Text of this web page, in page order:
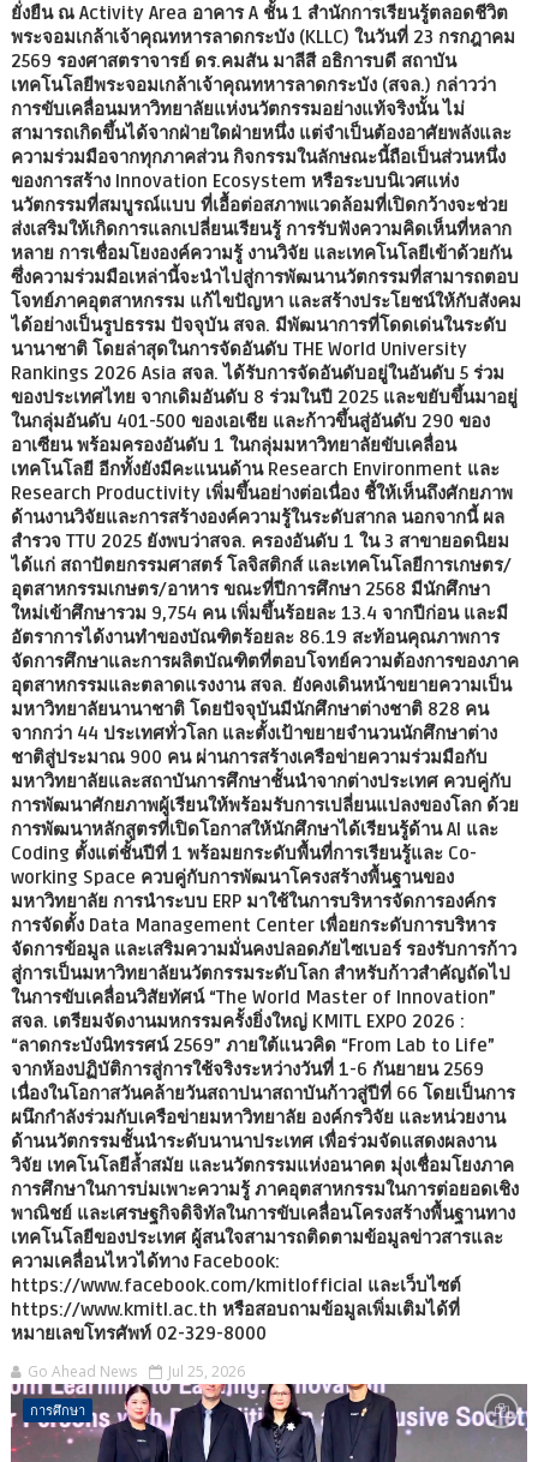
ยั่งยืน ณ Activity Area อาคาร A ชั้น 1 สำนักการเรียนรู้ตลอดชีวิต
พระจอมเกล้าเจ้าคุณทหารลาดกระบัง (KLLC) ในวันที่ 23 กรกฎาคม
2569 รองศาสตราจารย์ ดร.คมสัน มาลีสี อธิการบดี สถาบัน
เทคโนโลยีพระจอมเกล้าเจ้าคุณทหารลาดกระบัง (สจล.) กล่าวว่า
การขับเคลื่อนมหาวิทยาลัยแห่งนวัตกรรมอย่างแท้จริงนั้น ไม่
สามารถเกิดขึ้นได้จากฝ่ายใดฝ่ายหนึ่ง แต่จำเป็นต้องอาศัยพลังและ
ความร่วมมือจากทุกภาคส่วน กิจกรรมในลักษณะนี้ถือเป็นส่วนหนึ่ง
ของการสร้าง Innovation Ecosystem หรือระบบนิเวศแห่ง
นวัตกรรมที่สมบูรณ์แบบ ที่เอื้อต่อสภาพแวดล้อมที่เปิดกว้างจะช่วย
ส่งเสริมให้เกิดการแลกเปลี่ยนเรียนรู้ การรับฟังความคิดเห็นที่หลาก
หลาย การเชื่อมโยงองค์ความรู้ งานวิจัย และเทคโนโลยีเข้าด้วยกัน
ซึ่งความร่วมมือเหล่านี้จะนำไปสู่การพัฒนานวัตกรรมที่สามารถตอบ
โจทย์ภาคอุตสาหกรรม แก้ไขปัญหา และสร้างประโยชน์ให้กับสังคม
ได้อย่างเป็นรูปธรรม ปัจจุบัน สจล. มีพัฒนาการที่โดดเด่นในระดับ
นานาชาติ โดยล่าสุดในการจัดอันดับ THE World University
Rankings 2026 Asia สจล. ได้รับการจัดอันดับอยู่ในอันดับ 5 ร่วม
ของประเทศไทย จากเดิมอันดับ 8 ร่วมในปี 2025 และขยับขึ้นมาอยู่
ในกลุ่มอันดับ 401-500 ของเอเชีย และก้าวขึ้นสู่อันดับ 290 ของ
อาเซียน พร้อมครองอันดับ 1 ในกลุ่มมหาวิทยาลัยขับเคลื่อน
เทคโนโลยี อีกทั้งยังมีคะแนนด้าน Research Environment และ
Research Productivity เพิ่มขึ้นอย่างต่อเนื่อง ชี้ให้เห็นถึงศักยภาพ
ด้านงานวิจัยและการสร้างองค์ความรู้ในระดับสากล นอกจากนี้ ผล
สำรวจ TTU 2025 ยังพบว่าสจล. ครองอันดับ 1 ใน 3 สาขายอดนิยม
ได้แก่ สถาปัตยกรรมศาสตร์ โลจิสติกส์ และเทคโนโลยีการเกษตร/
อุตสาหกรรมเกษตร/อาหาร ขณะที่ปีการศึกษา 2568 มีนักศึกษา
ใหม่เข้าศึกษารวม 9,754 คน เพิ่มขึ้นร้อยละ 13.4 จากปีก่อน และมี
อัตราการได้งานทำของบัณฑิตร้อยละ 86.19 สะท้อนคุณภาพการ
จัดการศึกษาและการผลิตบัณฑิตที่ตอบโจทย์ความต้องการของภาค
อุตสาหกรรมและตลาดแรงงาน สจล. ยังคงเดินหน้าขยายความเป็น
มหาวิทยาลัยนานาชาติ โดยปัจจุบันมีนักศึกษาต่างชาติ 828 คน
จากกว่า 44 ประเทศทั่วโลก และตั้งเป้าขยายจำนวนนักศึกษาต่าง
ชาติสู่ประมาณ 900 คน ผ่านการสร้างเครือข่ายความร่วมมือกับ
มหาวิทยาลัยและสถาบันการศึกษาชั้นนำจากต่างประเทศ ควบคู่กับ
การพัฒนาศักยภาพผู้เรียนให้พร้อมรับการเปลี่ยนแปลงของโลก ด้วย
การพัฒนาหลักสูตรที่เปิดโอกาสให้นักศึกษาได้เรียนรู้ด้าน AI และ
Coding ตั้งแต่ชั้นปีที่ 1 พร้อมยกระดับพื้นที่การเรียนรู้และ Co-
working Space ควบคู่กับการพัฒนาโครงสร้างพื้นฐานของ
มหาวิทยาลัย การนำระบบ ERP มาใช้ในการบริหารจัดการองค์กร
การจัดตั้ง Data Management Center เพื่อยกระดับการบริหาร
จัดการข้อมูล และเสริมความมั่นคงปลอดภัยไซเบอร์ รองรับการก้าว
สู่การเป็นมหาวิทยาลัยนวัตกรรมระดับโลก สำหรับก้าวสำคัญถัดไป
ในการขับเคลื่อนวิสัยทัศน์ “The World Master of Innovation”
สจล. เตรียมจัดงานมหกรรมครั้งยิ่งใหญ่ KMITL EXPO 2026 :
“ลาดกระบังนิทรรศน์ 2569” ภายใต้แนวคิด “From Lab to Life”
จากห้องปฏิบัติการสู่การใช้จริงระหว่างวันที่ 1-6 กันยายน 2569
เนื่องในโอกาสวันคล้ายวันสถาปนาสถาบันก้าวสู่ปีที่ 66 โดยเป็นการ
ผนึกกำลังร่วมกับเครือข่ายมหาวิทยาลัย องค์กรวิจัย และหน่วยงาน
ด้านนวัตกรรมชั้นนำระดับนานาประเทศ เพื่อร่วมจัดแสดงผลงาน
วิจัย เทคโนโลยีล้ำสมัย และนวัตกรรมแห่งอนาคต มุ่งเชื่อมโยงภาค
การศึกษาในการบ่มเพาะความรู้ ภาคอุตสาหกรรมในการต่อยอดเชิง
พาณิชย์ และเศรษฐกิจดิจิทัลในการขับเคลื่อนโครงสร้างพื้นฐานทาง
เทคโนโลยีของประเทศ ผู้สนใจสามารถติดตามข้อมูลข่าวสารและ
ความเคลื่อนไหวได้ทาง Facebook:
https://www.facebook.com/kmitlofficial และเว็บไซต์
https://www.kmitl.ac.th หรือสอบถามข้อมูลเพิ่มเติมได้ที่
หมายเลขโทรศัพท์ 02-329-8000
Go Ahead News Jul 25, 2026
การศึกษา